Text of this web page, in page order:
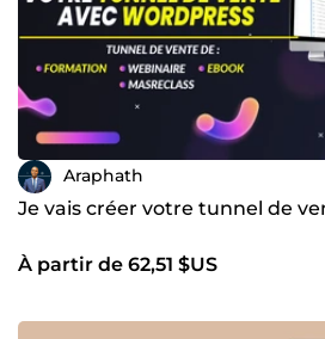
Araphath
Je vais créer votre tunnel de
À partir de 62,51 $US